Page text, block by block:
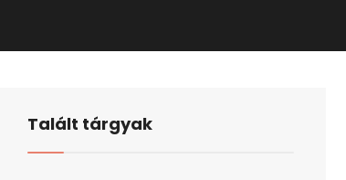
Talált tárgyak